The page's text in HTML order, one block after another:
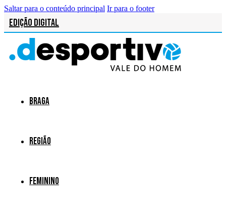
Saltar para o conteúdo principal Ir para o footer
Edição Digital
Braga
Região
Feminino